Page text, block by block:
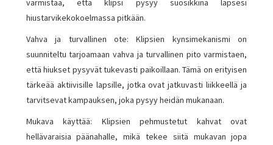
varmistaa, että klipsi pysyy suosikkina lapsesi
hiustarvikekokoelmassa pitkään.
Vahva ja turvallinen ote: Klipsien kynsimekanismi on
suunniteltu tarjoamaan vahva ja turvallinen pito varmistaen,
että hiukset pysyvät tukevasti paikoillaan. Tämä on erityisen
tärkeää aktiivisille lapsille, jotka ovat jatkuvasti liikkeellä ja
tarvitsevat kampauksen, joka pysyy heidän mukanaan.
Mukava käyttää: Klipsien pehmustetut kahvat ovat
hellävaraisia ​​päänahalle, mikä tekee siitä mukavan jopa